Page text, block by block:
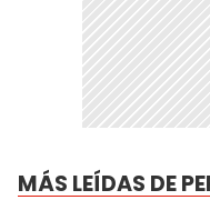
MÁS LEÍDAS DE